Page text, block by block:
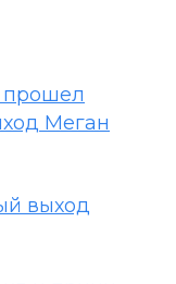
прошел
Меган
выход